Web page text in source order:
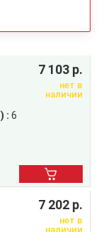
7 202 р.
нет в
наличии
: 6
7 103 р.
нет в
наличии